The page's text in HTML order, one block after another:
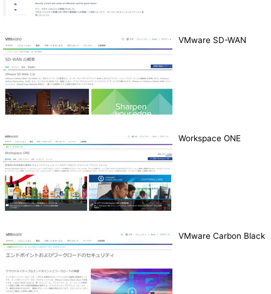
VMware SD-WAN
Workspace ONE
VMware Carbon Black